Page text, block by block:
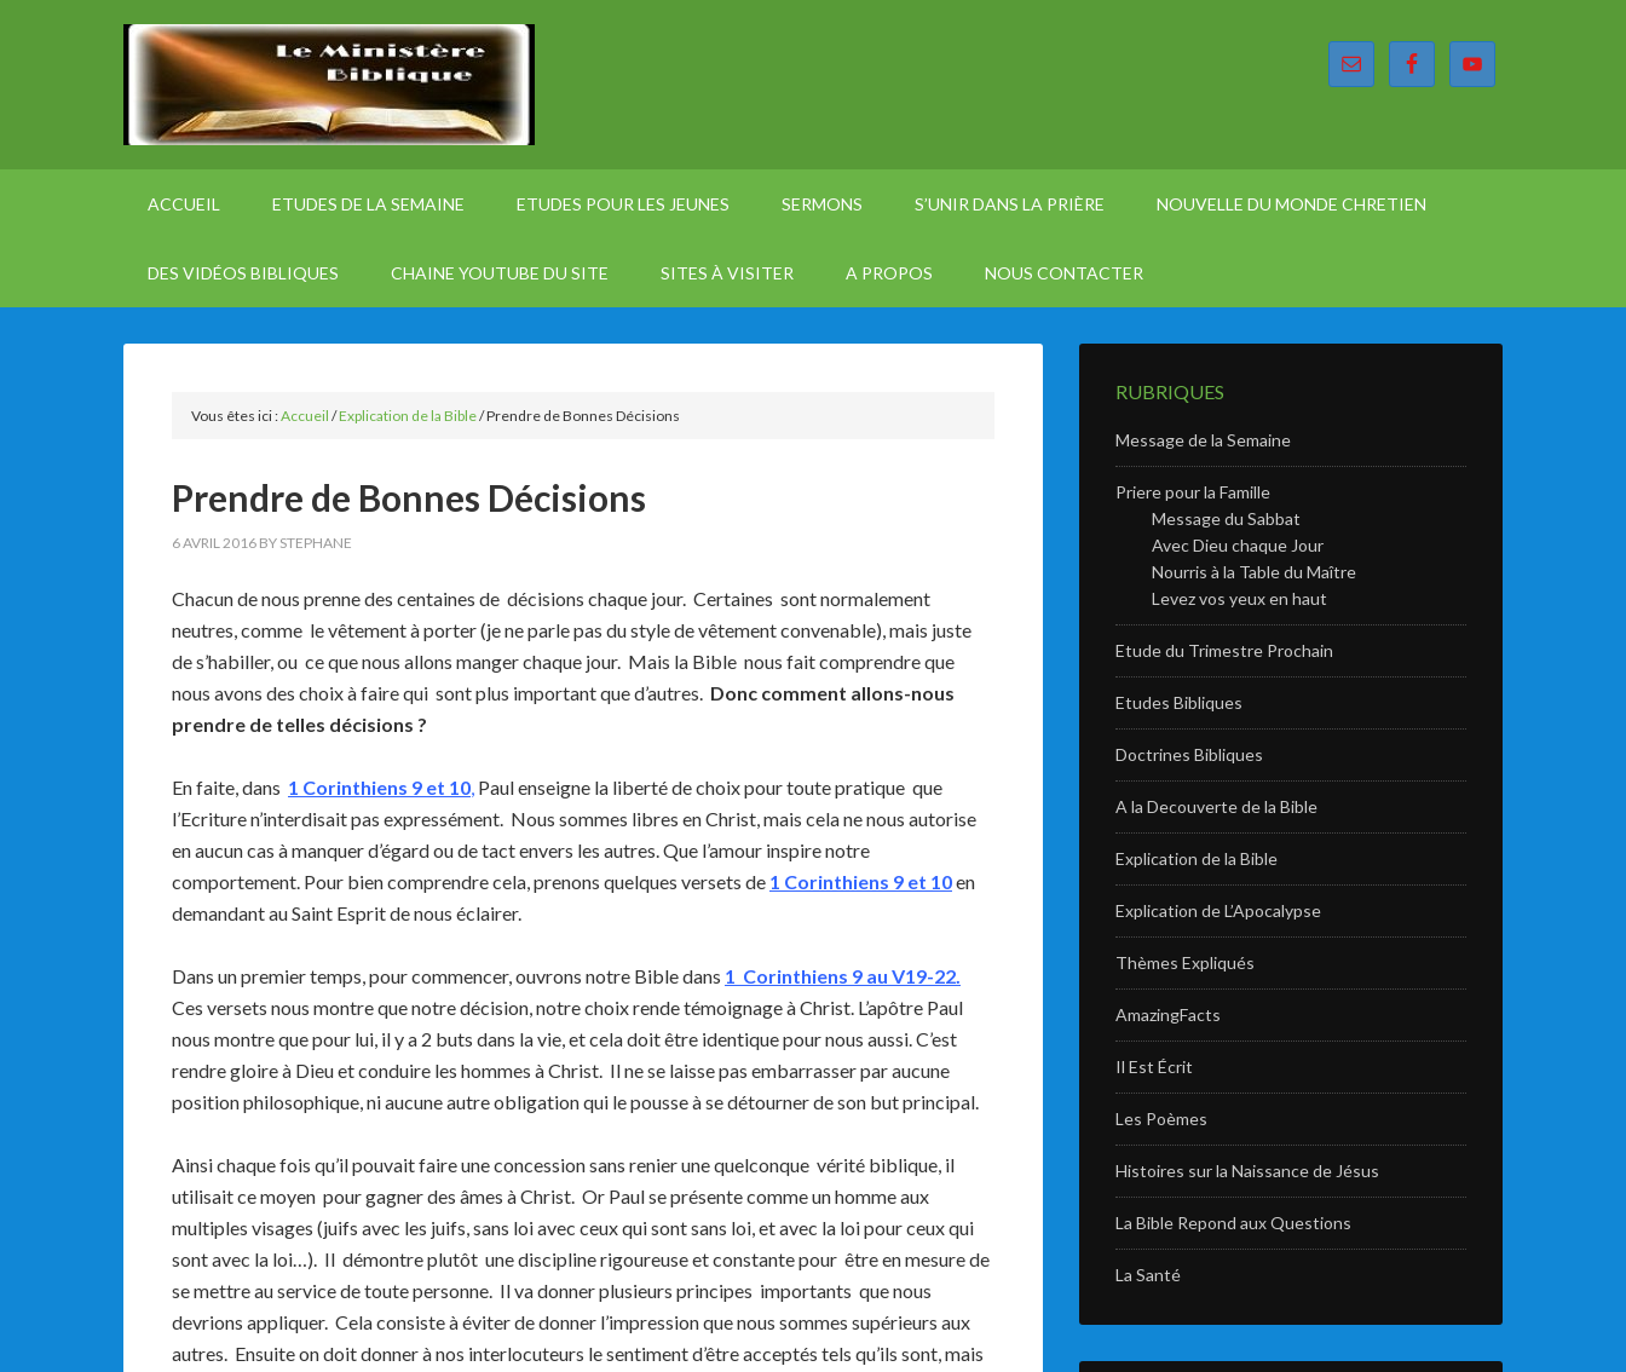
ACCUEIL ETUDES DE LA SEMAINE ETUDES POUR LES JEUNES SERMONS S’UNIR DANS LA PRIÈRE NOUVELLE DU MONDE CHRETIEN
DES VIDÉOS BIBLIQUES CHAINE YOUTUBE DU SITE SITES À VISITER A PROPOS NOUS CONTACTER
Vous êtes ici :Accueil /Explication de la Bible/Prendre de Bonnes Décisions
Prendre de Bonnes Décisions
6 AVRIL 2016 BY STEPHANE
Chacun de nous prenne des centaines de décisions chaque jour. Certaines sont normalement
neutres, comme le vêtement à porter (je ne parle pas du style de vêtement convenable), mais juste
de s’habiller, ou ce que nous allons manger chaque jour. Mais la Bible nous fait comprendre que
nous avons des choix à faire qui sont plus important que d’autres. Donc comment allons-nous
prendre de telles décisions ?
En faite, dans 1 Corinthiens 9 et 10, Paul enseigne la liberté de choix pour toute pratique que
l’Ecriture n’interdisait pas expressément. Nous sommes libres en Christ, mais cela ne nous autorise
en aucun cas à manquer d’égard ou de tact envers les autres. Que l’amour inspire notre
comportement. Pour bien comprendre cela, prenons quelques versets de 1 Corinthiens 9 et 10en
demandant au Saint Esprit de nous éclairer.
Dans un premier temps, pour commencer, ouvrons notre Bible dans 1 Corinthiens 9 au V19-22.
Ces versets nous montre que notre décision, notre choix rende témoignage à Christ. L’apôtre Paul
nous montre que pour lui, il y a 2 buts dans la vie, et cela doit être identique pour nous aussi. C’est
rendre gloire à Dieu et conduire les hommes à Christ. Il ne se laisse pas embarrasser par aucune
position philosophique, ni aucune autre obligation qui le pousse à se détourner de son but principal.
Ainsi chaque fois qu’il pouvait faire une concession sans renier une quelconque vérité biblique, il
utilisait ce moyen pour gagner des âmes à Christ. Or Paul se présente comme un homme aux
multiples visages (juifs avec les juifs, sans loi avec ceux qui sont sans loi, et avec la loi pour ceux qui
sont avec la loi…). Il démontre plutôt une discipline rigoureuse et constante pour être en mesure de
se mettre au service de toute personne. Il va donner plusieurs principes importants que nous
devrions appliquer. Cela consiste à éviter de donner l’impression que nous sommes supérieurs aux
autres. Ensuite on doit donner à nos interlocuteurs le sentiment d’être acceptés tels qu’ils sont, mais
RUBRIQUES
Message de la Semaine
Priere pour la Famille
Message du Sabbat
Avec Dieu chaque Jour
Nourris à la Table du Maître
Levez vos yeux en haut
Etude du Trimestre Prochain
Etudes Bibliques
Doctrines Bibliques
A la Decouverte de la Bible
Explication de la Bible
Explication de L’Apocalypse
Thèmes Expliqués
AmazingFacts
Il Est Écrit
Les Poèmes
Histoires sur la Naissance de Jésus
La Bible Repond aux Questions
La Santé